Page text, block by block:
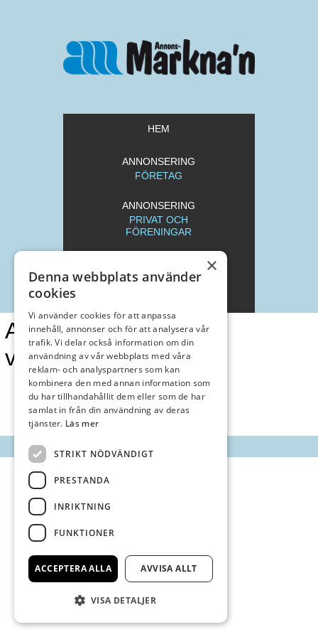
HEM
ANNONSERING
FÖRETAG
ANNONSERING
PRIVAT OCH
FÖRENINGAR
Annonsmarknan
vecka 42
×
Denna webbplats använder
cookies
Vi använder cookies för att anpassa
innehåll, annonser och för att analysera vår
trafik. Vi delar också information om din
användning av vår webbplats med våra
reklam- och analyspartners som kan
kombinera den med annan information som
du har tillhandahållit dem eller som de har
samlat in från din användning av deras
tjänster. Läs mer
STRIKT NÖDVÄNDIGT
PRESTANDA
INRIKTNING
FUNKTIONER
ACCEPTERA ALLA AVVISA ALLT
VISA DETALJER